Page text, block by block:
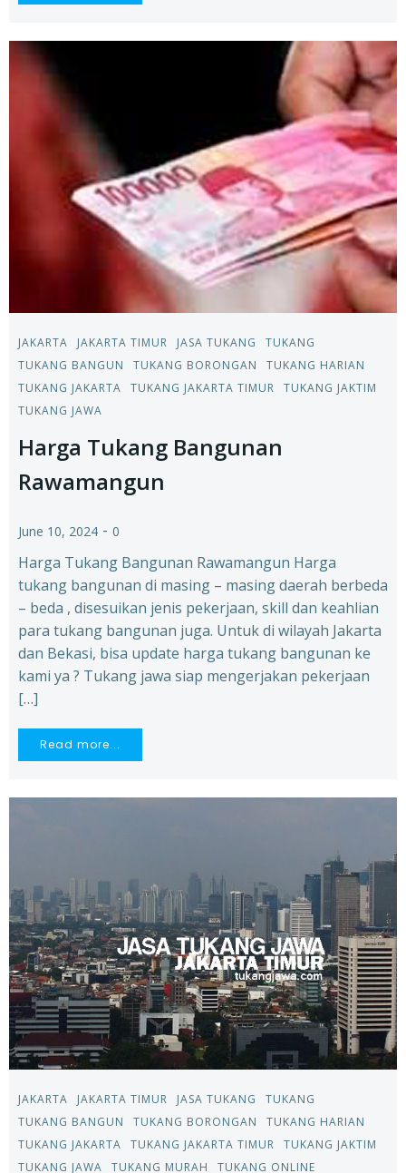
JAKARTA JAKARTA TIMUR JASA TUKANG
TUKANG
TUKANG BANGUN
TUKANG BORONGAN
TUKANG HARIAN
TUKANG JAKARTA
TUKANG JAKARTA TIMUR
TUKANG JAKTIM
TUKANG JAWA
Harga Tukang Bangunan
Rawamangun
June 10, 2024 - 0
Harga Tukang Bangunan Rawamangun Harga
tukang bangunan di masing – masing daerah berbeda
– beda , disesuikan jenis pekerjaan, skill dan keahlian
para tukang bangunan juga. Untuk di wilayah Jakarta
dan Bekasi, bisa update harga tukang bangunan ke
kami ya ? Tukang jawa siap mengerjakan pekerjaan
[…]
Read more...
JAKARTA JAKARTA TIMUR JASA TUKANG
TUKANG
TUKANG BANGUN
TUKANG BORONGAN
TUKANG HARIAN
TUKANG JAKARTA
TUKANG JAKARTA TIMUR
TUKANG JAKTIM
TUKANG JAWA
TUKANG MURAH TUKANG ONLINE